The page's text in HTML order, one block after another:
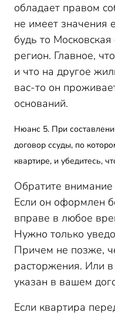
обладает правом
не имеет значения
будь то
регион. Главное,
и что на другое
вас-то он
оснований.
Нюанс 5. При
договор ссуды, по
квартире, и убедитесь,
Обратите внимание
Если он оформлен
вправе в любое
Нужно только
Причем не позже,
расторжения. Или
указан в вашем
Если квартира